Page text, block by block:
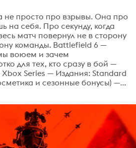
не просто про взрывы. Она про
на себя. Про секунду, когда
матч повернул не в сторону
команды. Battlefield 6 —
воюем и зачем
для тех, кто сразу в бой —
Series — Издания: Standard
и сезонные бонусы) —...